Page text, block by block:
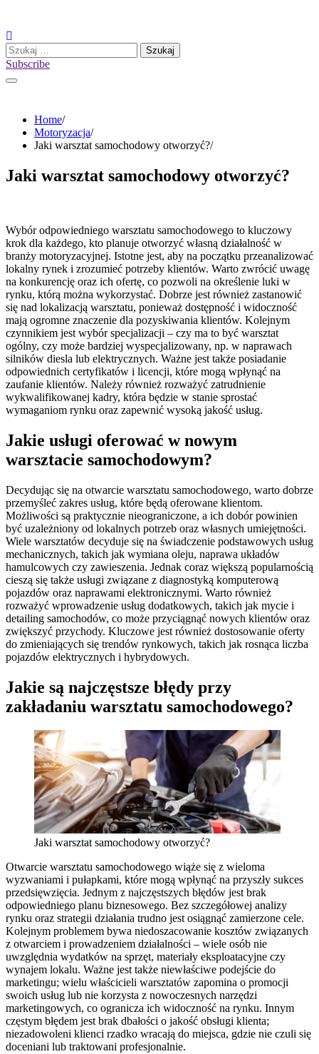
content
Szukaj:
Subscribe
Home
Motoryzacja
Jaki warsztat samochodowy otworzyć?
Jaki warsztat samochodowy otworzyć?
Wybór odpowiedniego warsztatu samochodowego to kluczowy
krok dla każdego, kto planuje otworzyć własną działalność w
branży motoryzacyjnej. Istotne jest, aby na początku przeanalizować
lokalny rynek i zrozumieć potrzeby klientów. Warto zwrócić uwagę
na konkurencję oraz ich ofertę, co pozwoli na określenie luki w
rynku, którą można wykorzystać. Dobrze jest również zastanowić
się nad lokalizacją warsztatu, ponieważ dostępność i widoczność
mają ogromne znaczenie dla pozyskiwania klientów. Kolejnym
czynnikiem jest wybór specjalizacji – czy ma to być warsztat
ogólny, czy może bardziej wyspecjalizowany, np. w naprawach
silników diesla lub elektrycznych. Ważne jest także posiadanie
odpowiednich certyfikatów i licencji, które mogą wpłynąć na
zaufanie klientów. Należy również rozważyć zatrudnienie
wykwalifikowanej kadry, która będzie w stanie sprostać
wymaganiom rynku oraz zapewnić wysoką jakość usług.
Jakie usługi oferować w nowym
warsztacie samochodowym?
Decydując się na otwarcie warsztatu samochodowego, warto dobrze
przemyśleć zakres usług, które będą oferowane klientom.
Możliwości są praktycznie nieograniczone, a ich dobór powinien
być uzależniony od lokalnych potrzeb oraz własnych umiejętności.
Wiele warsztatów decyduje się na świadczenie podstawowych usług
mechanicznych, takich jak wymiana oleju, naprawa układów
hamulcowych czy zawieszenia. Jednak coraz większą popularnością
cieszą się także usługi związane z diagnostyką komputerową
pojazdów oraz naprawami elektronicznymi. Warto również
rozważyć wprowadzenie usług dodatkowych, takich jak mycie i
detailing samochodów, co może przyciągnąć nowych klientów oraz
zwiększyć przychody. Kluczowe jest również dostosowanie oferty
do zmieniających się trendów rynkowych, takich jak rosnąca liczba
pojazdów elektrycznych i hybrydowych.
Jakie są najczęstsze błędy przy
zakładaniu warsztatu samochodowego?
Jaki warsztat samochodowy otworzyć?
Otwarcie warsztatu samochodowego wiąże się z wieloma
wyzwaniami i pułapkami, które mogą wpłynąć na przyszły sukces
przedsięwzięcia. Jednym z najczęstszych błędów jest brak
odpowiedniego planu biznesowego. Bez szczegółowej analizy
rynku oraz strategii działania trudno jest osiągnąć zamierzone cele.
Kolejnym problemem bywa niedoszacowanie kosztów związanych
z otwarciem i prowadzeniem działalności – wiele osób nie
uwzględnia wydatków na sprzęt, materiały eksploatacyjne czy
wynajem lokalu. Ważne jest także niewłaściwe podejście do
marketingu; wielu właścicieli warsztatów zapomina o promocji
swoich usług lub nie korzysta z nowoczesnych narzędzi
marketingowych, co ogranicza ich widoczność na rynku. Innym
częstym błędem jest brak dbałości o jakość obsługi klienta;
niezadowoleni klienci rzadko wracają do miejsca, gdzie nie czuli się
doceniani lub traktowani profesjonalnie.